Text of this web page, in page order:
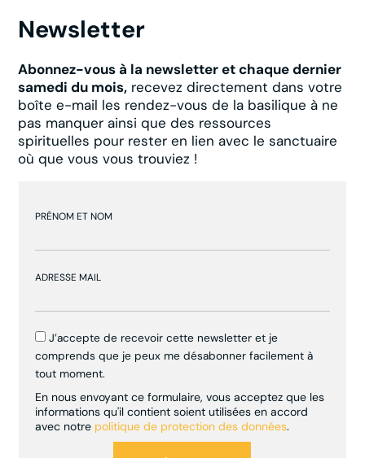
Newsletter
Abonnez-vous à la newsletter et chaque dernier
samedi du mois, recevez directement dans votre
boîte e-mail les rendez-vous de la basilique à ne
pas manquer ainsi que des ressources
spirituelles pour rester en lien avec le sanctuaire
où que vous vous trouviez !
PRÉNOM ET NOM
ADRESSE MAIL
J’accepte de recevoir cette newsletter et je
comprends que je peux me désabonner facilement à
tout moment.
En nous envoyant ce formulaire, vous acceptez que les
informations qu'il contient soient utilisées en accord
avec notre politique de protection des données.